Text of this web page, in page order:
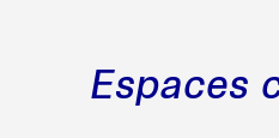
Espaces